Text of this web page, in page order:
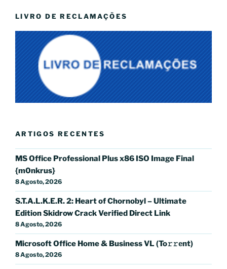
LIVRO DE RECLAMAÇÕES
ARTIGOS RECENTES
MS Office Professional Plus x86 ISO Image Final
{m0nkrus}
8 Agosto, 2026
S.T.A.L.K.E.R. 2: Heart of Chornobyl – Ultimate
Edition Skidrow Crack Verified Direct Link
8 Agosto, 2026
Microsoft Office Home & Business VL (To𝚛𝚛еnt)
8 Agosto, 2026